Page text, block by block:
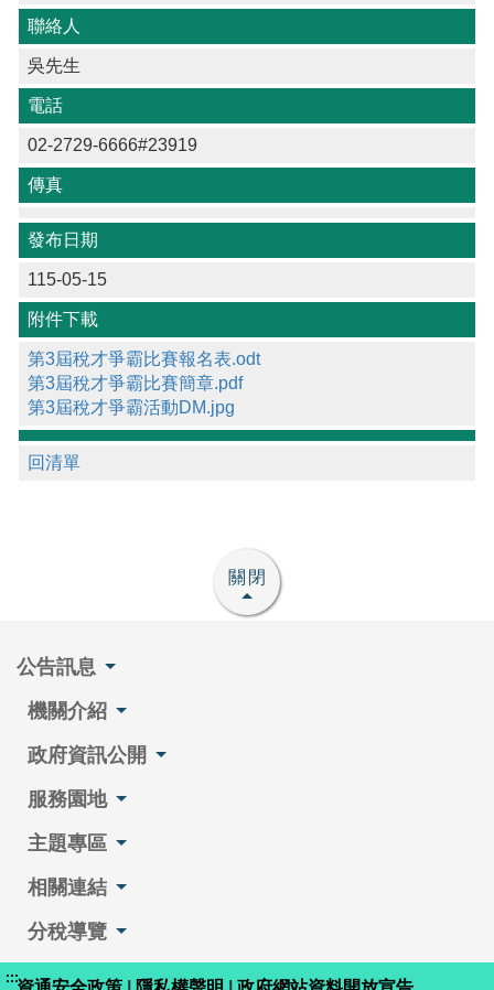
聯絡人
吳先生
電話
02-2729-6666#23919
傳真
發布日期
115-05-15
附件下載
第3屆稅才爭霸比賽報名表.odt
第3屆稅才爭霸比賽簡章.pdf
第3屆稅才爭霸活動DM.jpg
回清單
關閉
公告訊息
機關介紹
政府資訊公開
服務園地
主題專區
相關連結
分稅導覽
:::